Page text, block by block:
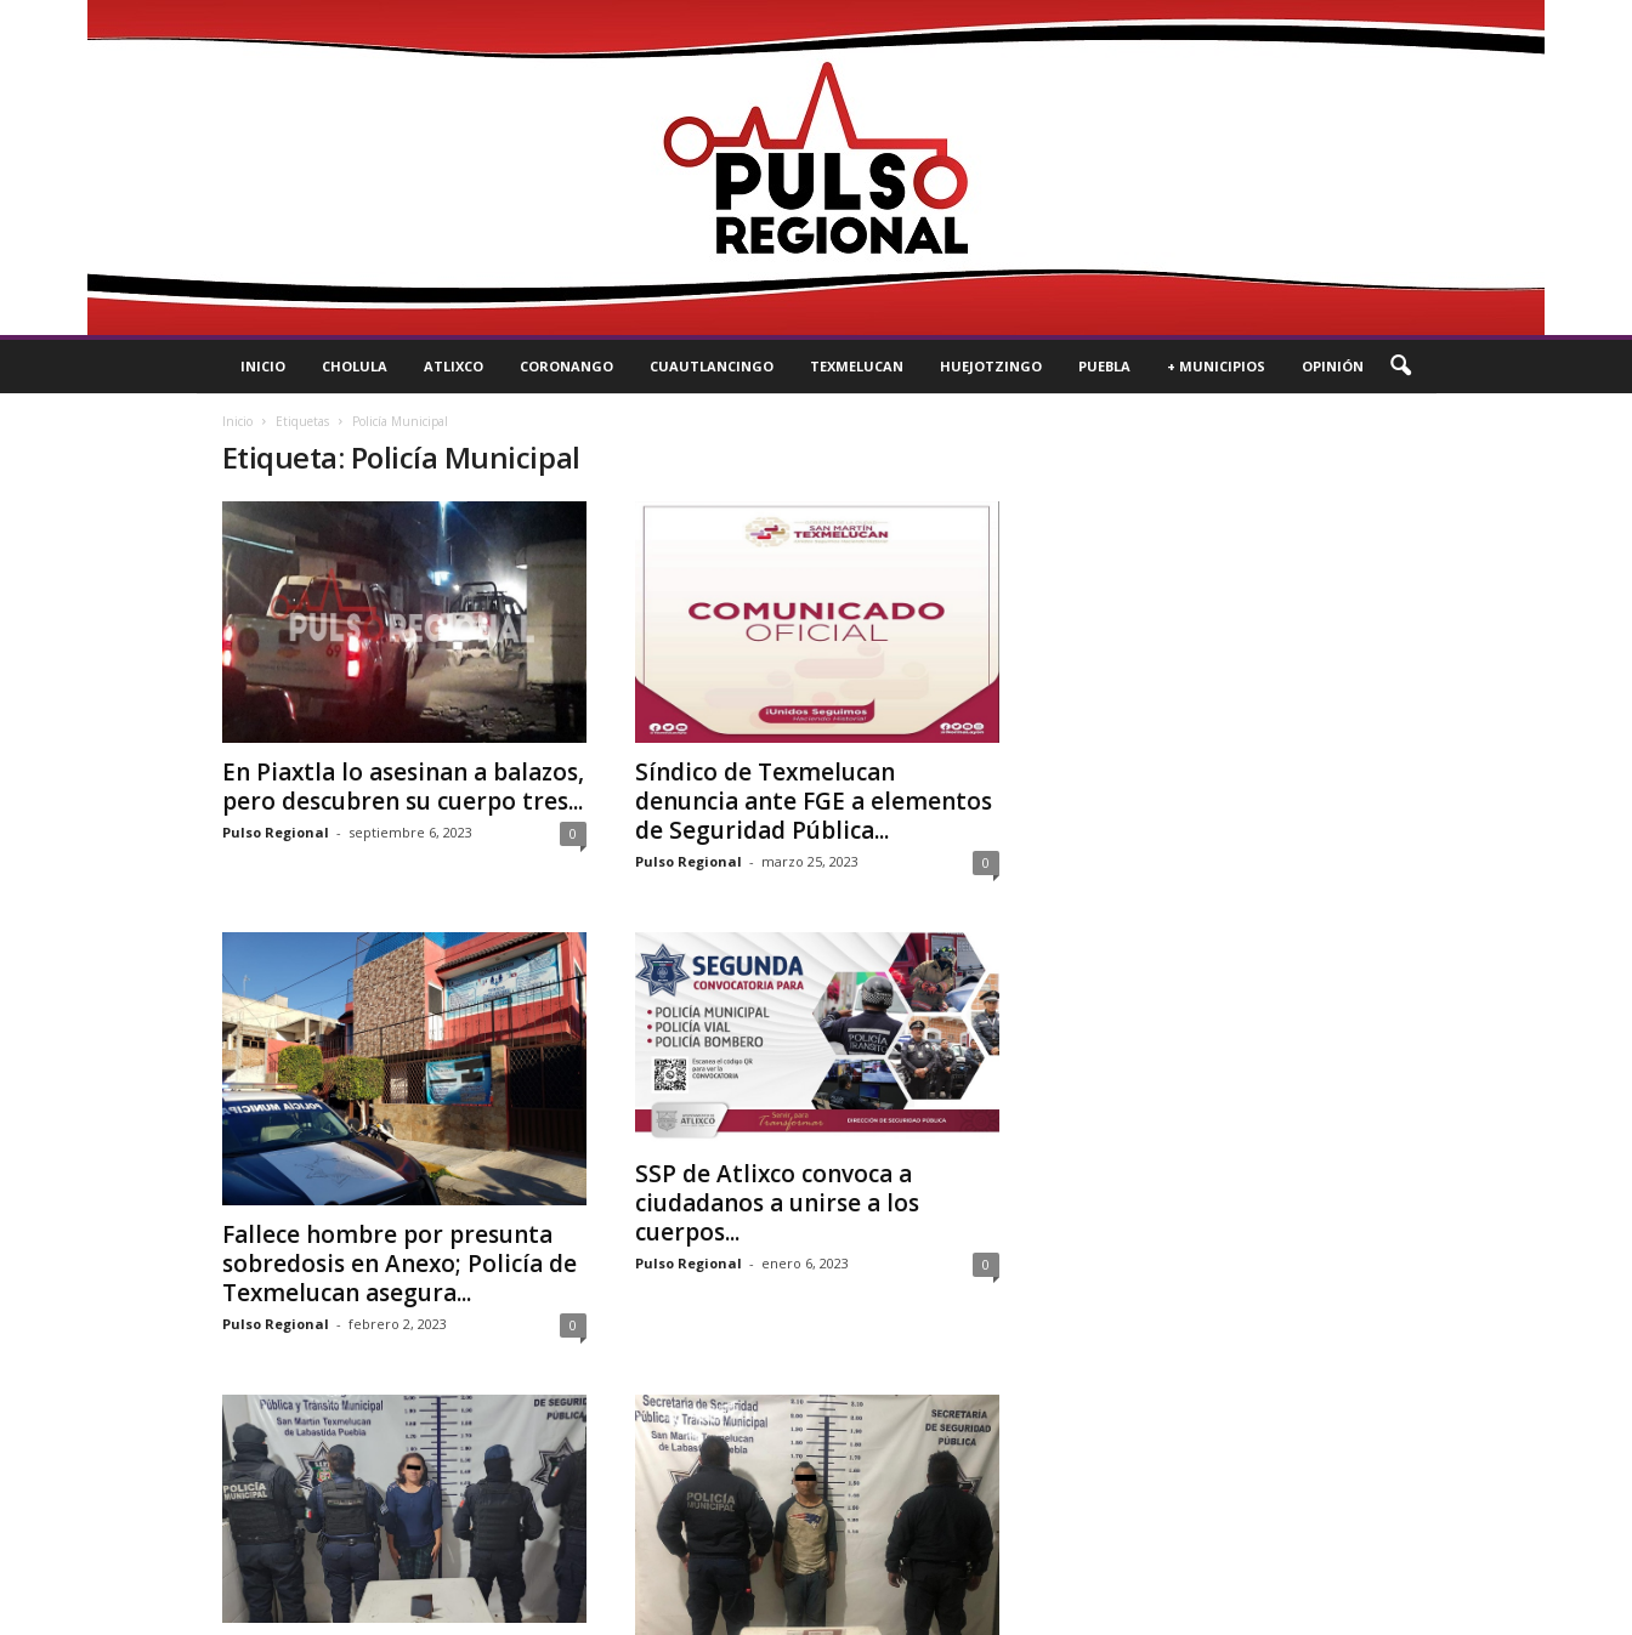
l
INICIO CHOLULA ATLIXCO CORONANGO CUAUTLANCINGO TEXMELUCAN HUEJOTZINGO PUEBLA + MUNICIPIOS OPINIÓN
Inicio Etiquetas Policía Municipal
Etiqueta: Policía Municipal
En Piaxtla lo asesinan a balazos,
pero descubren su cuerpo tres...
Pulso Regional - septiembre 6, 2023 0
Síndico de Texmelucan
denuncia ante FGE a elementos
de Seguridad Pública...
Pulso Regional - marzo 25, 2023 0
Fallece hombre por presunta
sobredosis en Anexo; Policía de
Texmelucan asegura...
Pulso Regional - febrero 2, 2023 0
SSP de Atlixco convoca a
ciudadanos a unirse a los
cuerpos...
Pulso Regional - enero 6, 2023 0